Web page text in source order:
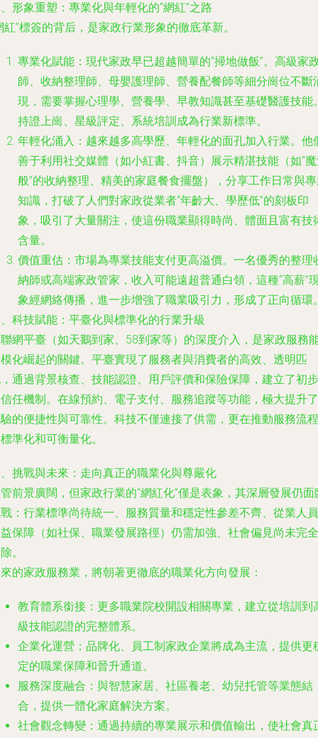
形象重塑：專業化與年輕化的“網紅”之路
紅”標簽的背后，是家政行業形象的徹底革新。
專業化賦能：現代家政早已超越簡單的“掃地做飯”。高級家
師、收納整理師、母嬰護理師、營養配餐師等細分崗位不斷
現，需要掌握心理學、營養學、早教知識甚至基礎醫護技能
持證上崗、星級評定、系統培訓成為行業新標準。
年輕化涌入：越來越多高學歷、年輕化的面孔加入行業。他
善于利用社交媒體（如小紅書、抖音）展示精湛技能（如“
般”的收納整理、精美的家庭餐食擺盤），分享工作日常與
知識，打破了人們對家政從業者“年齡大、學歷低”的刻板印
象，吸引了大量關注，使這份職業顯得時尚、體面且富有技
含量。
價值重估：市場為專業技能支付更高溢價。一名優秀的整理
納師或高端家政管家，收入可能遠超普通白領，這種“高薪”
象經網絡傳播，進一步增強了職業吸引力，形成了正向循環
科技賦能：平臺化與標準化的行業升級
網平臺（如天鵝到家、58到家等）的深度介入，是家政服務
化崛起的關鍵。平臺實現了服務者與消費者的高效、透明匹
通過背景核查、技能認證、用戶評價和保險保障，建立了初步
任機制。在線預約、電子支付、服務追蹤等功能，極大提升了
的便捷性與可靠性。科技不僅連接了供需，更在推動服務流程
準化和可衡量化。
挑戰與未來：走向真正的職業化與尊嚴化
前景廣闊，但家政行業的“網紅化”僅是表象，其深層發展仍面
：行業標準尚待統一、服務質量和穩定性參差不齊、從業人員
保障（如社保、職業發展路徑）仍需加強、社會偏見尚未完全
。
的家政服務業，將朝著更徹底的職業化方向發展：
教育體系銜接：更多職業院校開設相關專業，建立從培訓到
級技能認證的完整體系。
企業化運營：品牌化、員工制家政企業將成為主流，提供更
定的職業保障和晉升通道。
服務深度融合：與智慧家居、社區養老、幼兒托管等業態結
合，提供一體化家庭解決方案。
社會觀念轉變：通過持續的專業展示和價值輸出，使社會真